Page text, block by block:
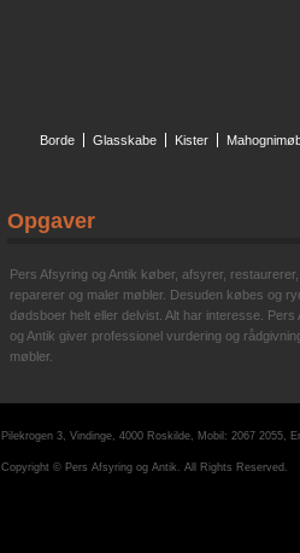
Borde Glasskabe Kister
Opgaver
Pers Afsyring og Antik køber, afsyrer, restaurerer,
reparerer og maler møbler. Desuden købes og
dødsboer helt eller delvist. Alt har interesse. Pers
og Antik giver professionel vurdering og
møbler.
Pilekrogen 3, Vindinge, 4000 Roskilde, Mobil: 2067 2055,
Copyright © Pers Afsyring og Antik. All Rights Reserved.